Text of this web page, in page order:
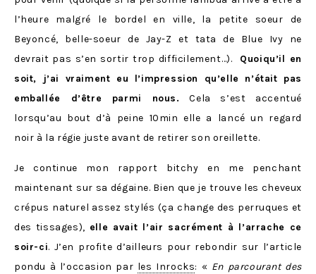
l’heure malgré le bordel en ville, la petite soeur de
Beyoncé, belle-soeur de Jay-Z et tata de Blue Ivy ne
devrait pas s’en sortir trop difficilement…). Quoiqu’il en
soit, j’ai vraiment eu l’impression qu’elle n’était pas
emballée d’être parmi nous. Cela s’est accentué
lorsqu’au bout d’à peine 10min elle a lancé un regard
noir à la régie juste avant de retirer son oreillette.
Je continue mon rapport bitchy en me penchant
maintenant sur sa dégaine. Bien que je trouve les cheveux
crépus naturel assez stylés (ça change des perruques et
des tissages), elle avait l’air sacrément à l’arrache ce
soir-ci. J’en profite d’ailleurs pour rebondir sur l’article
pondu à l’occasion par les Inrocks: « En parcourant des